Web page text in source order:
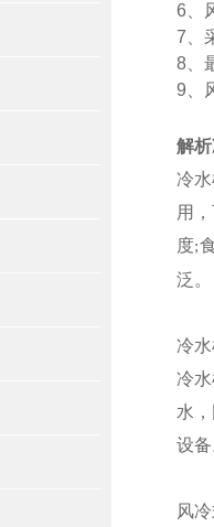
6、
7、
8、
9、
解
冷
用
度;
泛。
冷
冷
水
设
风